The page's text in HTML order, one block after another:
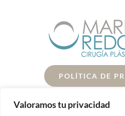
Valoramos tu privacidad
POLÍTICA DE
POLÍTICA DE